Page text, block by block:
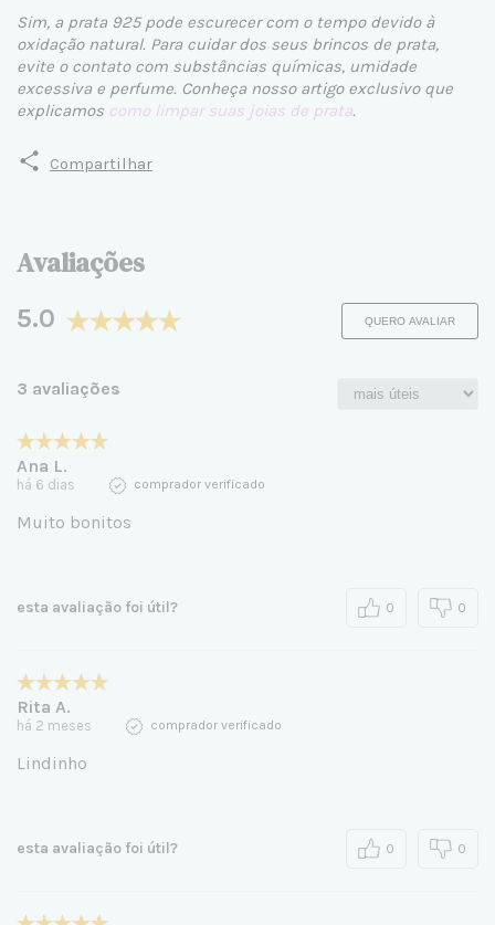
Sim, a prata 925 pode escurecer com o tempo devido à
oxidação natural. Para cuidar dos seus brincos de prata,
evite o contato com substâncias químicas, umidade
excessiva e perfume. Conheça nosso artigo exclusivo que
explicamos como limpar suas joias de prata.
Compartilhar
Avaliações
5.0 QUERO AVALIAR
3 avaliações
Ana L.
há 6 dias comprador verificado
Muito bonitos
esta avaliação foi útil? 0 0
Rita A.
há 2 meses comprador verificado
Lindinho
esta avaliação foi útil? 0 0